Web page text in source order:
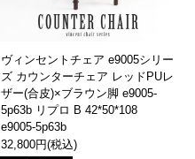
ヴィンセントチェア e9005シリー
ズ カウンターチェア レッドPUレ
ザー(合皮)×ブラウン脚 e9005-
5p63b リプロ B 42*50*108
e9005-5p63b
32,800円(税込)